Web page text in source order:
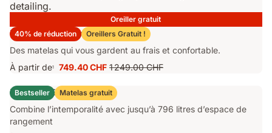
Oreiller gratuit
40% de réduction
Oreillers Gratuit !
Matelas Emma Original Pro
Des matelas qui vous gardent au frais et confortable.
À partir de1
Prix
749.40 CHF
749.40 CHF Prix
d'origine
1 249.00 CHF
1 249.00 CHF
Bestseller Matelas gratuit
Lit Coffre Emma Original
Combine l’intemporalité avec jusqu’à 796 litres d’espace de
rangement